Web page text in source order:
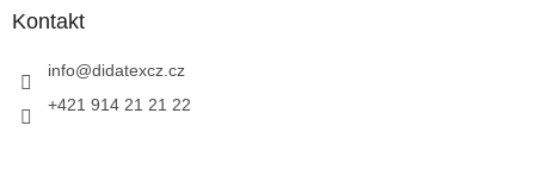
Kontakt
info@didatexcz.cz
+421 914 21 21 22